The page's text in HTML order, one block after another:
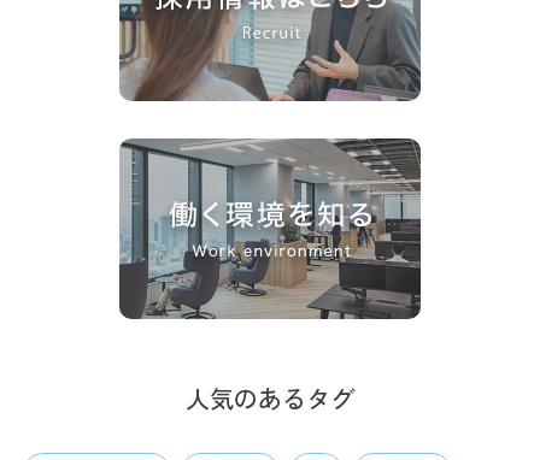
人気のあるタグ